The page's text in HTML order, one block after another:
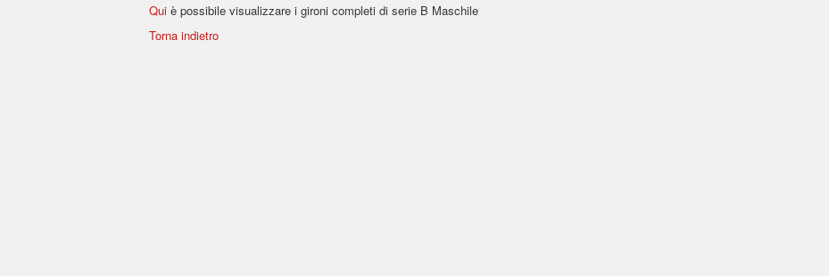
Qui è possibile visualizzare i gironi completi di serie B Maschile
Torna indietro